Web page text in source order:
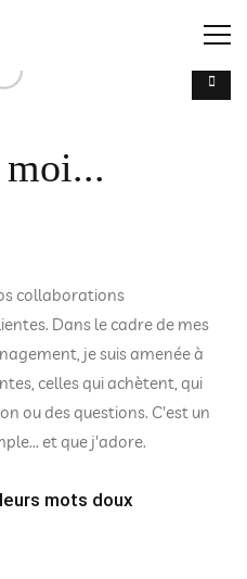
collaborations
Dans le cadre de mes
je suis amenée à
celles qui achètent, qui
ou des questions. C'est un
et que j'adore.
mots doux